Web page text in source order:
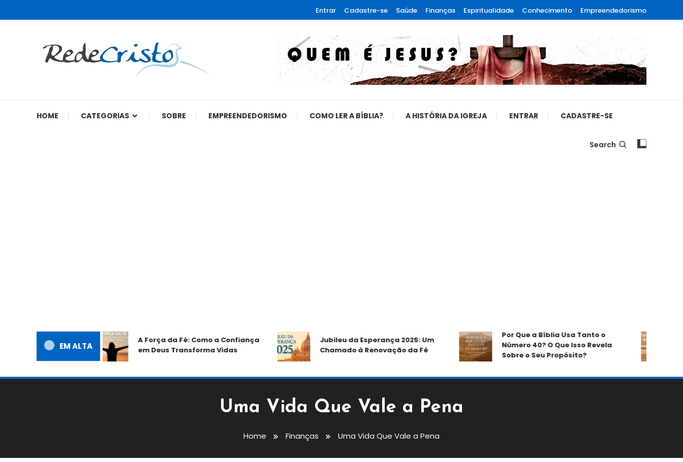
Entrar Cadastre-se Saúde Finanças Espiritualidade Conhecimento Empreendedorismo
HOME CATEGORIAS SOBRE EMPREENDEDORISMO COMO LER A BÍBLIA? A HISTÓRIA DA IGREJA ENTRAR CADASTRE-SE
Search
EM ALTA
na Vida
se com Deus
A Força da Fé: Como a Confiança
em Deus Transforma Vidas
Jubileu da Esperança 2025: Um
Chamado à Renovação da Fé
Por Que a Bíblia Usa Tanto o
Número 40? O Que Isso Revela
Sobre o Seu Propósito?
Uma Vida Que Vale a Pena
Home Finanças Uma Vida Que Vale a Pena